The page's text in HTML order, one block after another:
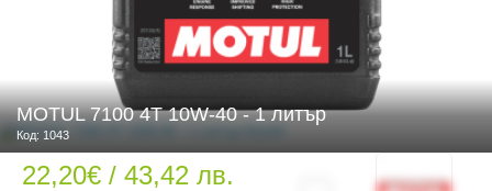
MOTUL 7100 4T 10W-40 - 1 литър
Код: 1043
22,20€ / 43,42 лв.